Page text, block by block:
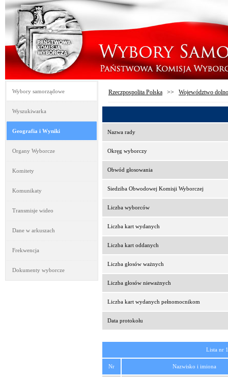
Wybory samorządowe
Wyszukiwarka
Geografia i Wyniki
Organy Wyborcze
Komitety
Komunikaty
Transmisje wideo
Dane w arkuszach
Frekwencja
Dokumenty wyborcze
Rzeczpospolita Polska >> Województwo
Nazwa rady
Okręg wyborczy
Obwód głosowania
Siedziba Obwodowej Komisji Wyborczej
Liczba wyborców
Liczba kart wydanych
Liczba kart oddanych
Liczba głosów ważnych
Liczba głosów nieważnych
Liczba kart wydanych pełnomocnikom
Data protokołu
Lista nr
Nr Nazwisko i imiona